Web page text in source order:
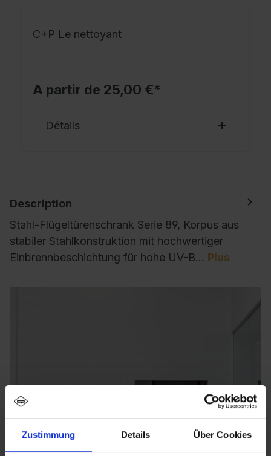
Zustimmung Details Über Cookies
C+P Le nettoyant
A partir de 25,00 €*
Détails
Description
Stahl-Flügeltürenschrank Serie 89, Korpus aus
stabiler Stahlkonstruktion mit hochwertiger
Einbrennbeschichtung für hohe UV-B… Plus